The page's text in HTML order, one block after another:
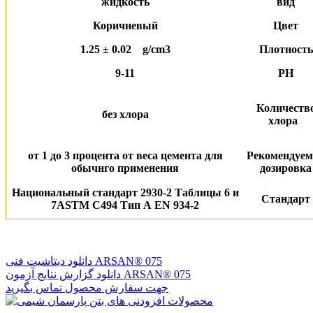
Коричневый
Цвет
1.25 ± 0.02 g/cm3
Плотность
9-11
PH
без хлора
хлора
от 1 до 3 процента от веса цемента для
обычнго применения
дозировка
Национальный стандарт 2930-2 Таблицы 6 и
7ASTM C494 Тип А ЕN 934-2
Стандарт
دانلود دیتاشیت فنی ARSAN® 075
دانلود گزارش نتایج آزمون ARSAN® 075
جهت سفارش محصول تماس بگیرید